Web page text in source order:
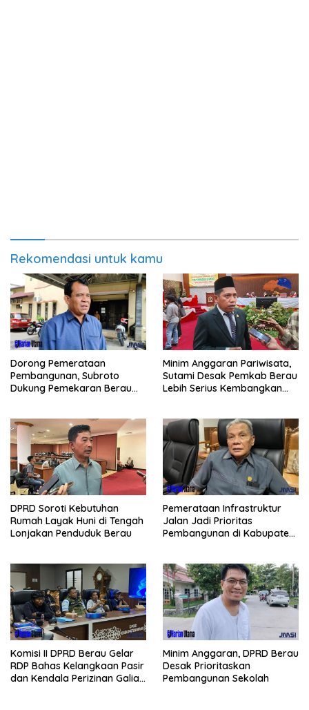
Rekomendasi untuk kamu
Dorong Pemerataan
Pembangunan, Subroto
Dukung Pemekaran Berau
Minim Anggaran Pariwisata,
Sutami Desak Pemkab Berau
Lebih Serius Kembangkan
DPRD Soroti Kebutuhan
Rumah Layak Huni di Tengah
Lonjakan Penduduk Berau
Pemerataan Infrastruktur
Jalan Jadi Prioritas
Pembangunan di Kabupaten
Komisi II DPRD Berau Gelar
RDP Bahas Kelangkaan Pasir
dan Kendala Perizinan Galian
Minim Anggaran, DPRD Berau
Desak Prioritaskan
Pembangunan Sekolah